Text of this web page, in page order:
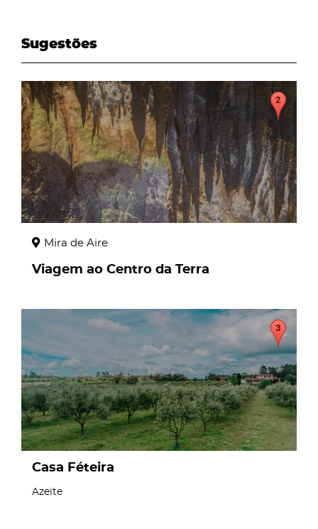
Sugestões
page
Mira de Aire
Viagem ao Centro da Terra
Casa Féteira
Azeite